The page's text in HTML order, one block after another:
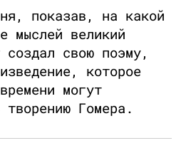
показав, на какой
мыслей великий
создал свою поэму,
которое
могут
творению Гомера.